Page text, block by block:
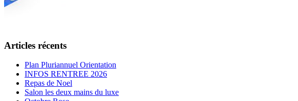
Articles récents
Plan Pluriannuel Orientation
INFOS RENTREE 2026
Repas de Noel
Salon les deux mains du luxe